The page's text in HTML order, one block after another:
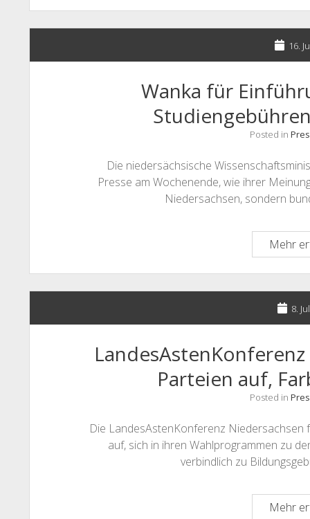
16.
Wanka für
Posted in
Die niedersächsische
Presse am Wochenende, wie ihrer
Niedersachsen, sondern
Mehr
8.
Parteien auf,
Posted in
Die LandesAstenKonferenz
auf, sich in ihren Wahlprogrammen zu
verbindlich zu
Mehr